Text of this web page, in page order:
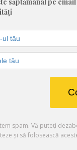
sondern zu
und
mit unserer